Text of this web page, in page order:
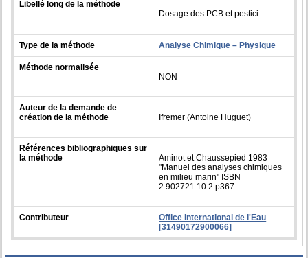
Libellé long de la méthode
Dosage des PCB et pestici
Type de la méthode Analyse Chimique – Physique
Méthode normalisée
NON
Auteur de la demande de
création de la méthode
Ifremer (Antoine Huguet)
Références bibliographiques sur
la méthode
Aminot et Chaussepied 1983
"Manuel des analyses chimiques
en milieu marin" ISBN
2.902721.10.2 p367
Contributeur
Office International de l'Eau
[31490172900066]